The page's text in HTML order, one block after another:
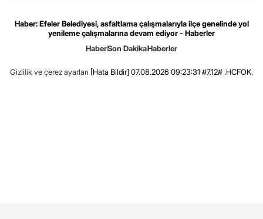
Haber: Efeler Belediyesi, asfaltlama çalışmalarıyla ilçe genelinde yol
yenileme çalışmalarına devam ediyor - Haberler
HaberSon DakikaHaberler
Gizlilik ve çerez ayarları [Hata Bildir] 07.08.2026 09:23:31 #7.12# .HCFOK.